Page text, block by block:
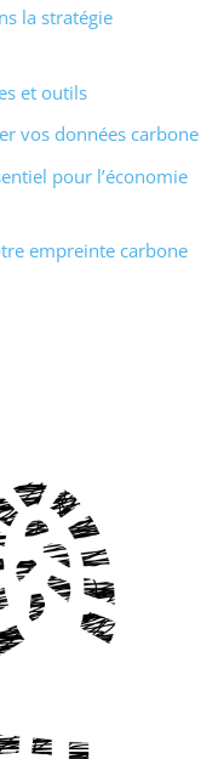
la stratégie
et outils
vos données carbone
pour l’économie
empreinte carbone